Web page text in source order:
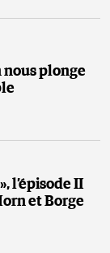
nous plonge
l’épisode II
et Borge